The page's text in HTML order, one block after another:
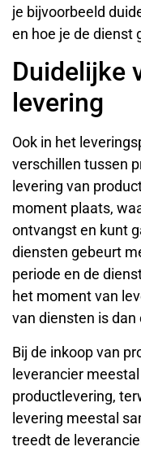
je bijvoorbeeld
en hoe je de dienst
Duidelijke
levering
Ook in het
verschillen tussen
levering van
moment plaats,
ontvangst en kunt
diensten gebeurt
periode en de
het moment van
van diensten is
Bij de inkoop van
leverancier
productlevering,
levering meestal
treedt de